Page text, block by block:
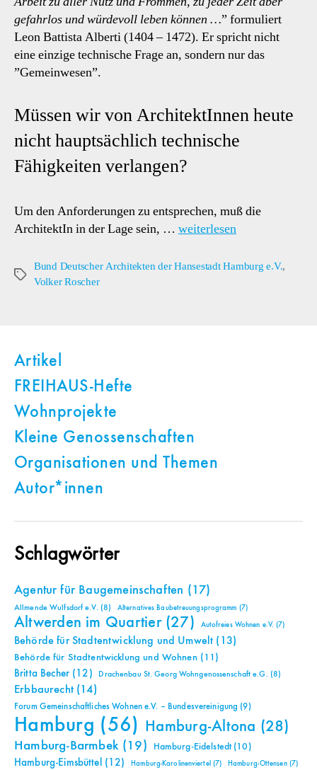
gefahrlos und würdevoll leben können …” formuliert
Leon Battista Alberti (1404 – 1472). Er spricht nicht
eine einzige technische Frage an, sondern nur das
”Gemeinwesen”.
Müssen wir von ArchitektInnen heute
nicht hauptsächlich technische
Fähigkeiten verlangen?
Um den Anforderungen zu entsprechen, muß die
ArchitektIn in der Lage sein, … weiterlesen
Schlagwörter
Bund Deutscher Architekten der Hansestadt Hamburg e.V.,
Volker Roscher
Artikel
FREIHAUS-Hefte
Wohnprojekte
Kleine Genossenschaften
Organisationen und Themen
Autor*innen
Schlagwörter
Agentur für Baugemeinschaften (17)
Allmende Wulfsdorf e.V. (8) Alternatives Baubetreuungsprogramm (7)
Altwerden im Quartier(27) Autofreies Wohnen e.V. (7)
Behörde für Stadtentwicklung und Umwelt (13)
Behörde für Stadtentwicklung und Wohnen(11)
Britta Becher(12) Drachenbau St. Georg Wohngenossenschaft e.G. (8)
Erbbaurecht(14)
Forum Gemeinschaftliches Wohnen e.V. – Bundesvereinigung (9)
Hamburg (56) Hamburg-Altona (28)
Hamburg-Barmbek(19) Hamburg-Eidelstedt(10)
Hamburg-Eimsbüttel (12) Hamburg-Karolinenviertel (7) Hamburg-Ottensen(7)